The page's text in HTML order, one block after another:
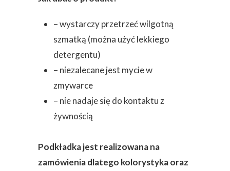
– wystarczy przetrzeć wilgotną
szmatką (można użyć lekkiego
detergentu)
– niezalecane jest mycie w
zmywarce
– nie nadaje się do kontaktu z
żywnością
Podkładka jest realizowana na
zamówienia dlatego kolorystyka oraz